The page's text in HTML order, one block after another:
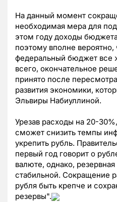
На данный момент
необходимая мера для
этом году доходы
поэтому вполне вероятно,
федеральный бюджет все
всего, окончательное
принято после
развития экономики,
Эльвиры Набиуллиной.
Урезав расходы на 20-
сможет снизить темпы
укрепить рубль.
первый год говорит о
валюте, однако,
стабильной. Сокращение
рубля быть крепче и
резервы".